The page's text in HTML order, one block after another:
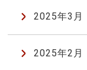
2025年3月
2025年2月